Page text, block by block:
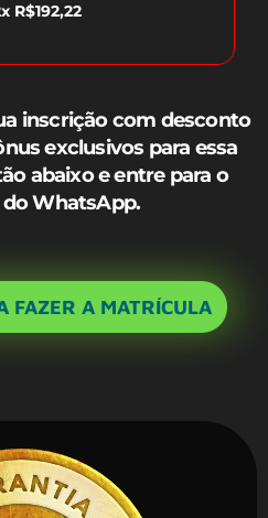
R$192,22
inscrição com desconto
exclusivos para essa
abaixo e entre para o
do WhatsApp.
FAZER A MATRÍCULA